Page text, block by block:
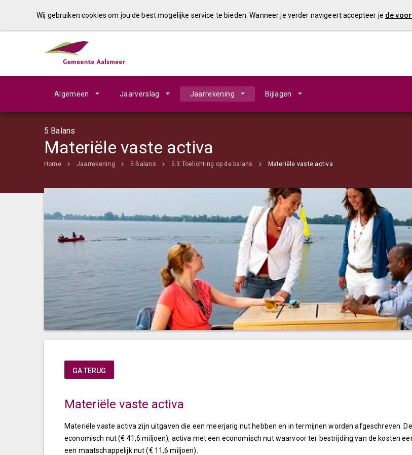
Algemeen Jaarverslag Jaarrekening Bijlagen
5 Balans
Materiële vaste activa
Home Jaarrekening 5 Balans 5.3 Toelichting op de balans Materiële vaste activa
Materiële vaste activa
Materiële vaste activa zijn uitgaven die een meerjarig nut hebben en in termijnen worden afgeschreven.
economisch nut (€ 41,6 miljoen), activa met een economisch nut waarvoor ter bestrijding van de kosten
een maatschappelijk nut (€ 11,6 miljoen).
GA TERUG
Wij gebruiken cookies om jou de best mogelijke service te bieden. Wanneer je verder navigeert accepteer je de